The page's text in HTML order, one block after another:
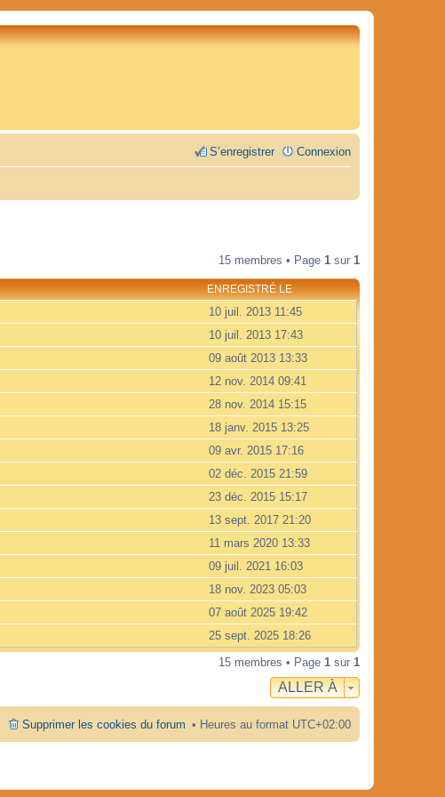
Connexion
S’enregistrer
15 membres • Page 1 sur 1
ENREGISTRÉ LE
10 juil. 2013 11:45
10 juil. 2013 17:43
09 août 2013 13:33
12 nov. 2014 09:41
28 nov. 2014 15:15
18 janv. 2015 13:25
09 avr. 2015 17:16
02 déc. 2015 21:59
23 déc. 2015 15:17
13 sept. 2017 21:20
11 mars 2020 13:33
09 juil. 2021 16:03
18 nov. 2023 05:03
07 août 2025 19:42
25 sept. 2025 18:26
15 membres • Page 1 sur 1
ALLER À
Heures au format UTC+02:00
Supprimer les cookies du forum